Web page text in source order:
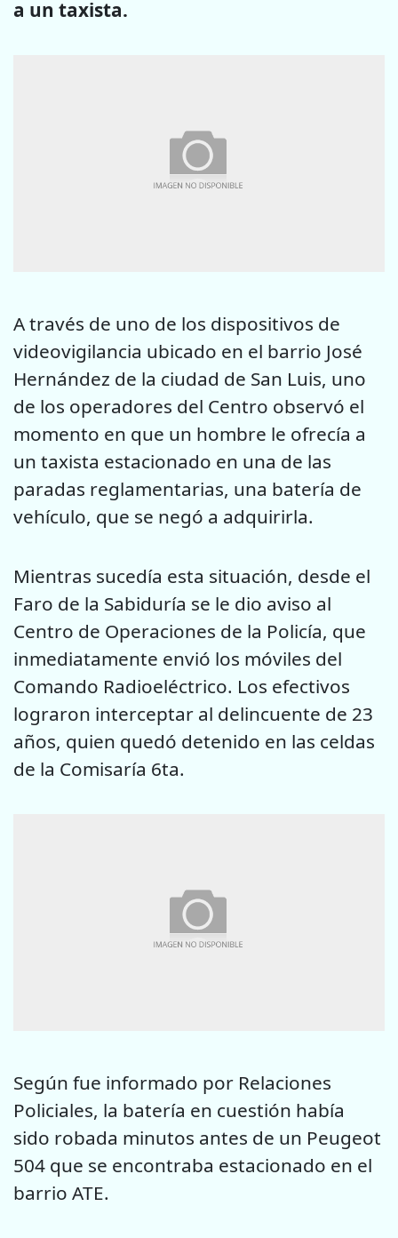
a un taxista.
A través de uno de los dispositivos de
videovigilancia ubicado en el barrio José
Hernández de la ciudad de San Luis, uno
de los operadores del Centro observó el
momento en que un hombre le ofrecía a
un taxista estacionado en una de las
paradas reglamentarias, una batería de
vehículo, que se negó a adquirirla.
Mientras sucedía esta situación, desde el
Faro de la Sabiduría se le dio aviso al
Centro de Operaciones de la Policía, que
inmediatamente envió los móviles del
Comando Radioeléctrico. Los efectivos
lograron interceptar al delincuente de 23
años, quien quedó detenido en las celdas
de la Comisaría 6ta.
Según fue informado por Relaciones
Policiales, la batería en cuestión había
sido robada minutos antes de un Peugeot
504 que se encontraba estacionado en el
barrio ATE.